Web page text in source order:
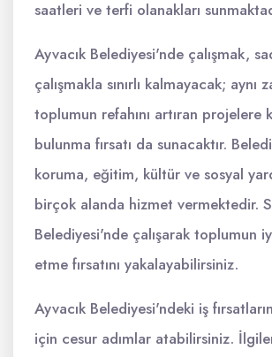
saatleri ve terfi olanakları
Ayvacık Belediyesi'nde çalışmak,
çalışmakla sınırlı kalmayacak; aynı
toplumun refahını artıran projelere
bulunma fırsatı da sunacaktır.
koruma, eğitim, kültür ve sosyal
birçok alanda hizmet vermektedir.
Belediyesi'nde çalışarak toplumun
etme fırsatını yakalayabilirsiniz.
Ayvacık Belediyesi'ndeki iş
için cesur adımlar atabilirsiniz.